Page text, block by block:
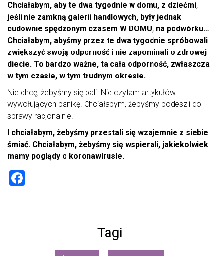
Chciałabym, aby te dwa tygodnie w domu, z dziećmi,
jeśli nie zamkną galerii handlowych, były jednak
cudownie spędzonym czasem W DOMU, na podwórku…
Chciałabym, abyśmy przez te dwa tygodnie spróbowali
zwiększyć swoją odporność i nie zapominali o zdrowej
diecie. To bardzo ważne, ta cała odporność, zwłaszcza
w tym czasie, w tym trudnym okresie.
Nie chcę, żebyśmy się bali. Nie czytam artykułów
wywołujących panikę. Chciałabym, żebyśmy podeszli do
sprawy racjonalnie.
I chciałabym, żebyśmy przestali się wzajemnie z siebie
śmiać. Chciałabym, żebyśmy się wspierali, jakiekolwiek
mamy poglądy o koronawirusie.
Tagi